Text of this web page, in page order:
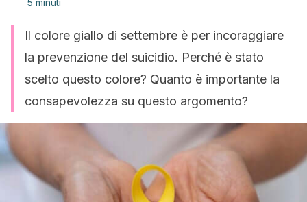
5 minuti
Il colore giallo di settembre è per incoraggiare
la prevenzione del suicidio. Perché è stato
scelto questo colore? Quanto è importante la
consapevolezza su questo argomento?